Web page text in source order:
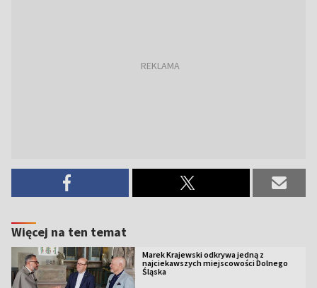
Więcej na ten temat
Marek Krajewski odkrywa jedną z
najciekawszych miejscowości Dolnego
Śląska